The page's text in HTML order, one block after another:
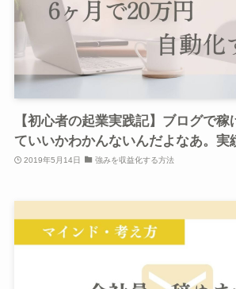
【初心者の起業実践記】ブログで
ていいかわかんないんだよなあ。実
2019年5月14日 強みを収益化する方法